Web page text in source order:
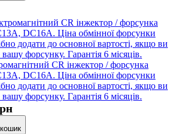
CR інжектор / форсунка
DC16A. Ціна обмінної форсунки
додати до основної вартості, якщо ви
форсунку. Гарантія 6 місяців.